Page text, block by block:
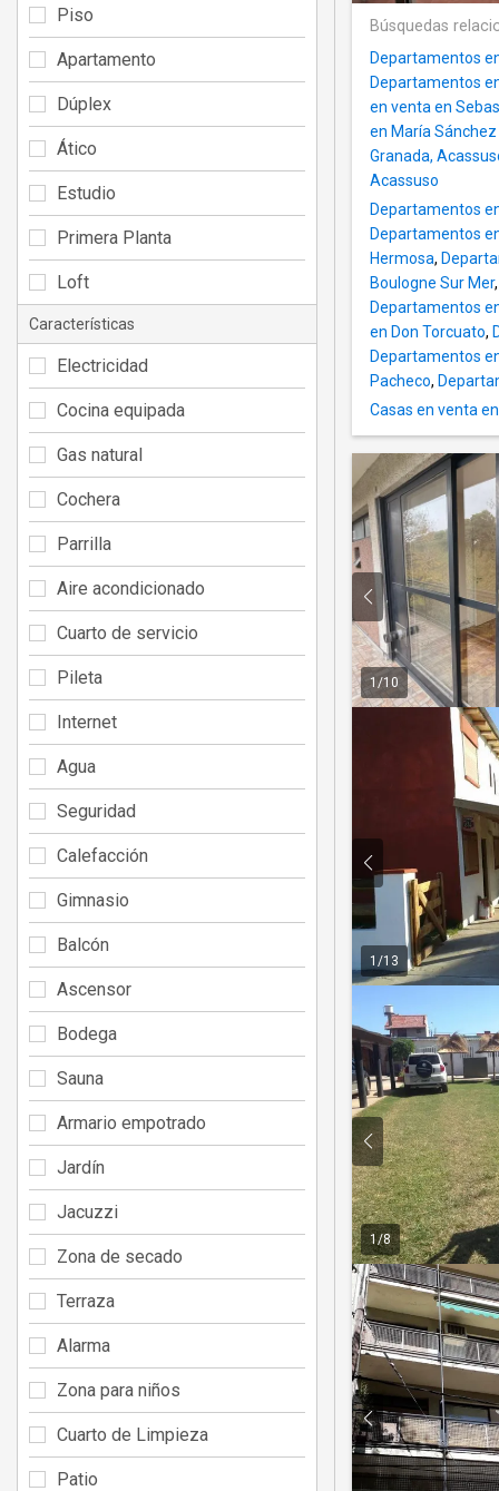
Búsquedas
Departamentos
Departamentos
en venta en
en María
Granada,
Acassuso
Departamentos
Departamentos
Hermosa,
Boulogne Sur Mer,
Departamentos
en Don Torcuato,
Departamentos
Pacheco,
Casas en venta
1 /10
1 /13
1/8
Piso
Apartamento
Dúplex
Ático
Estudio
Primera Planta
Loft
Características
Electricidad
Cocina equipada
Gas natural
Cochera
Parrilla
Aire acondicionado
Cuarto de servicio
Pileta
Internet
Agua
Seguridad
Calefacción
Gimnasio
Balcón
Ascensor
Bodega
Sauna
Armario empotrado
Jardín
Jacuzzi
Zona de secado
Terraza
Alarma
Zona para niños
Cuarto de Limpieza
Patio